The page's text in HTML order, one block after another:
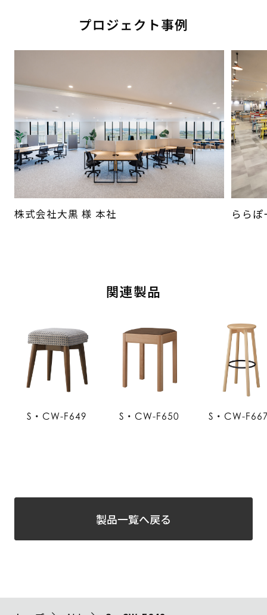
プロジェクト事例
株式会社大黒 様 本社 らら
関連製品
S・CW-F649 S・CW-F650 S・CW-
製品一覧へ戻る